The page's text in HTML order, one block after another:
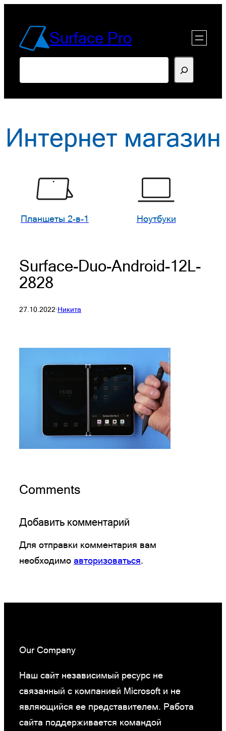
содержимомуSurface Pro
Интернет магазин
Планшеты 2-в-1 Ноутбуки
Surface-Duo-Android-12L-
2828
27.10.2022·Никита
Comments
Добавить комментарий
Для отправки комментария вам
необходимо авторизоваться.
Our Company
Наш сайт независимый ресурс не
связанный с компанией Microsoft и не
являющийся ее представителем. Работа
сайта поддерживается командой